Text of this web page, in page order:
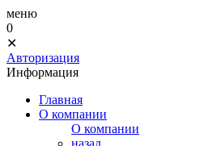
меню
0
✕
Авторизация
Информация
Главная
О компании
О компании
назад